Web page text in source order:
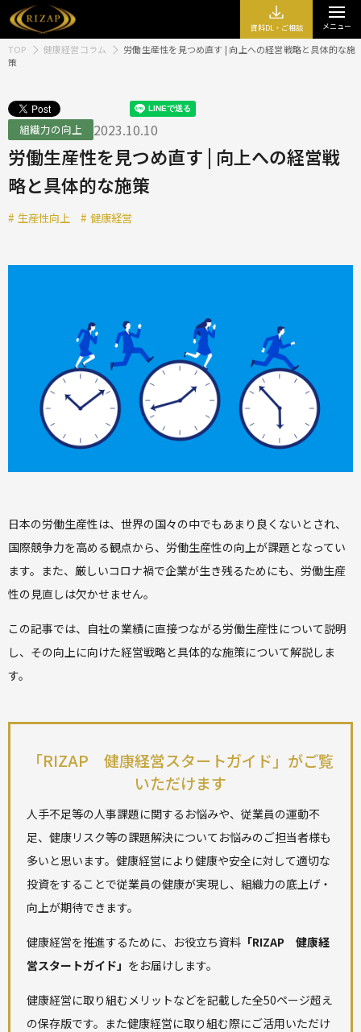
資料DL・ご相談 メニュー
TOP 健康経営コラム
労働生産性を見つめ直す | 向上への経営戦略と具体的な施
策
組織力の向上 2023.10.10
労働生産性を見つめ直す | 向上への経営戦
略と具体的な施策
# 生産性向上 # 健康経営
日本の労働生産性は、世界の国々の中でもあまり良くないとされ、
国際競争力を高める観点から、労働生産性の向上が課題となってい
ます。また、厳しいコロナ禍で企業が生き残るためにも、労働生産
性の見直しは欠かせません。
この記事では、自社の業績に直接つながる労働生産性について説明
し、その向上に向けた経営戦略と具体的な施策について解説しま
す。
「RIZAP 健康経営スタートガイド」がご覧
いただけます
人手不足等の人事課題に関するお悩みや、従業員の運動不
足、健康リスク等の課題解決についてお悩みのご担当者様も
多いと思います。健康経営により健康や安全に対して適切な
投資をすることで従業員の健康が実現し、組織力の底上げ・
向上が期待できます。
健康経営を推進するために、お役立ち資料 「RIZAP 健康経
営スタートガイド」 をお届けします。
健康経営に取り組むメリットなどを記載した全50ページ超え
の保存版です。また健康経営に取り組む際にご活用いただけ